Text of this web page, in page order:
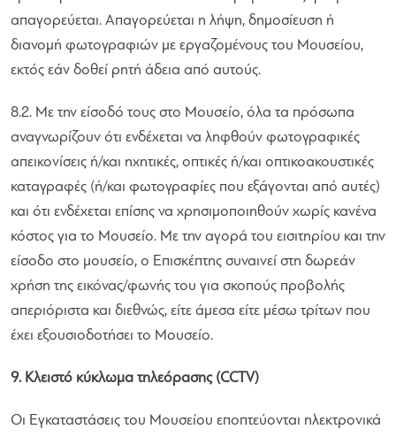
απαγορεύεται. Απαγορεύεται η λήψη, δημοσίευση ή
διανομή φωτογραφιών με εργαζομένους του Μουσείου,
εκτός εάν δοθεί ρητή άδεια από αυτούς.
8.2. Με την είσοδό τους στο Μουσείο, όλα τα πρόσωπα
αναγνωρίζουν ότι ενδέχεται να ληφθούν φωτογραφικές
απεικονίσεις ή/και ηχητικές, οπτικές ή/και οπτικοακουστικές
καταγραφές (ή/και φωτογραφίες που εξάγονται από αυτές)
και ότι ενδέχεται επίσης να χρησιμοποιηθούν χωρίς κανένα
κόστος για το Μουσείο. Με την αγορά του εισιτηρίου και την
είσοδο στο μουσείο, ο Επισκέπτης συναινεί στη δωρεάν
χρήση της εικόνας/φωνής του για σκοπούς προβολής
απεριόριστα και διεθνώς, είτε άμεσα είτε μέσω τρίτων που
έχει εξουσιοδοτήσει το Μουσείο.
9. Κλειστό κύκλωμα τηλεόρασης (CCTV)
Οι Εγκαταστάσεις του Μουσείου εποπτεύονται ηλεκτρονικά